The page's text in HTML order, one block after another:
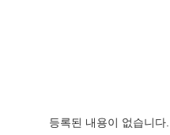
등록된 내용이 없습니다.